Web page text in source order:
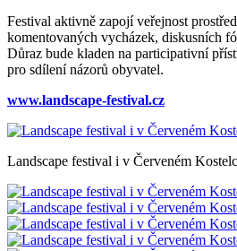
Festival aktivně zapojí veřejnost
komentovaných vycházek, diskusních
Důraz bude kladen na participativní
pro sdílení názorů obyvatel.
www.landscape-festival.cz
Landscape festival i v Červeném